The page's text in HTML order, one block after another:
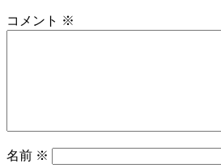
コメント ※
名前 ※